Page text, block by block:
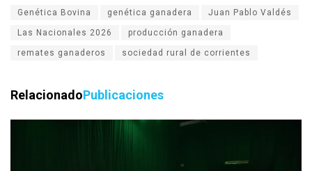
Genética Bovina genética ganadera Juan Pablo Valdés
Las Nacionales 2026 producción ganadera
remates ganaderos sociedad rural de corrientes
RelacionadoPublicaciones